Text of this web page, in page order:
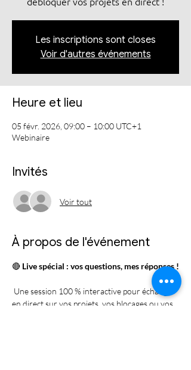
Les inscriptions sont closes
Voir d'autres événements
Heure et lieu
05 févr. 2026, 09:00 – 10:00 UTC+1
Webinaire
Invités
Voir tout
À propos de l'événement
🔴 Live spécial : vos questions, mes réponses !
en direct sur vos projets, vos blocages ou vos